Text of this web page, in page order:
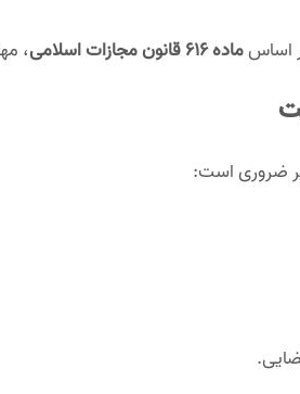
اساسماده ۶۱۶ قانون مجازات اسلامی ،
ضروری است: